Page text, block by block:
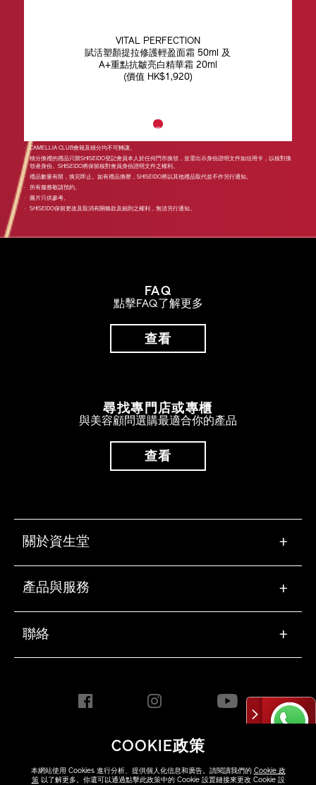
VITAL PERFECTION​
賦活塑顏提拉修護輕盈面霜 50ml 及
A+重點抗皺亮白精華霜 20ml​
(價值 HK$1,920)​
積分換禮期為2026年7月1日至12月31日。所有未使用的分數將於2026年12月31日後失效，不作另行通
‧
CAMELLIA CLUB會籍及積分均不可轉讓。
‧
積分換禮的禮品只限SHISEIDO登記會員本人於任何門市換領，並需出示身份證明文件如信用卡，以核對換
領者身份。SHISEIDO將保留核對會員身份證明文件之權利。
‧
禮品數量有限，換完即止。如有禮品換罄，SHISEIDO將以其他禮品取代並不作另行通知。
‧
所有服務敬請預約。
‧
圖片只供參考。
‧
SHISEIDO保留更改及取消有關條款及細則之權利，無須另行通知。
COOKIE政策
本網站使用 Cookies 進行分析、提供個人化信息和廣告。請閱讀我們的 Cookie 政
策以了解更多。你還可以通過點擊此政策中的 Cookie 設置鏈接來更改 Cookie 設
FAQ
點擊FAQ了解更多
查看
尋找專門店或專櫃
與美容顧問選購最適合你的產品
查看
關於資生堂 +
產品與服務 +
聯絡 +